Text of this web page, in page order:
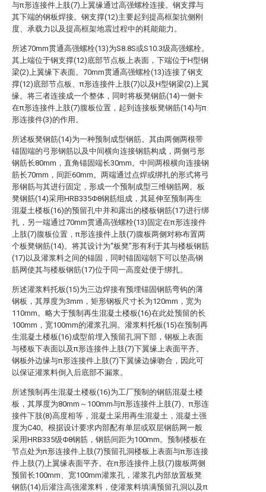
与π形连接件上肢(7)上翼缘通过高强螺栓连接。钢支撑与
其下端的钢板焊接。钢支撑(12)主要起到提高框架抗侧刚
度、承载力以及提高框架地震过程中的耗能能力。
所述70mm贯通高强螺栓(13)为S8.8S或S10.3级高强螺栓。
其上端位于钢支撑(12)底部节点板上表面，下端位于H型钢
梁(2)上翼缘下表面。70mm贯通高强螺栓(13)连接了钢支
撑(12)底部节点板、π形连接件上肢(7)以及H型钢梁(2)上翼
缘。将三者连接成一个整体，同时将板凳钢筋(14)一侧卡
在π形连接件上肢(7)腹板位置，起到连接板凳钢筋(14)与π
形连接件(3)的作用。
所述板凳钢筋(14)为一种预制成型钢筋。其由两侧两根带
锚固端的弓形钢筋以及中间横向连接钢筋构成，两侧弓形
钢筋长80mm，直角锚固端长30mm。中间两根横向连接钢
筋长70mm，间距60mm。两端通过点焊或绑扎的形式将弓
形钢筋与其进行固定，形成一个预制成型三维钢筋网。板
凳钢筋(14)采用HRB335Φ8钢筋组成，其延伸至预制再生
混凝土楼板(16)的预留孔中并和露出的楼板钢筋(17)进行绑
扎，另一端通过70mm贯通高强螺栓(13)固定在π形连接件
上肢(7)腹板位置，π形连接件上肢(7)腹板两侧对称布置两
个板凳钢筋(14)。将其设计为“板凳”形有利于其与楼板钢筋
(17)以及灌浆料之间的锚固，同时锚固端朝下可以垫高钢
筋网使其与楼板钢筋(17)位于同一高度处便于绑扎。
所述灌浆料托板(15)为三边焊接有预埋锚固钢筋弯钩的薄
钢板，其厚度为3mm，矩形钢板尺寸长为120mm，宽为
110mm。略大于预制再生混凝土楼板(16)在此处预留的长
100mm，宽100mm的灌浆孔洞。灌浆料托板(15)在预制再
生混凝土楼板(16)成型前埋入预留孔洞下部，钢板上表面
与楼板下表面以及π形连接件上肢(7)下翼缘上表面平齐。
钢板外边缘与π形连接件上肢(7)下翼缘边缘吻合，因此可
以保证灌浆料倒入后底部不漏浆。
所述预制再生混凝土楼板(16)为工厂预制的钢筋混凝土楼
板，其厚度为80mm～100mm与π形连接件上肢(7)、π形连
接件下肢(8)高度相等，混凝土采用再生混凝土，混凝土强
度为C40。根据设计要求内部配有单层或双层钢筋网一般
采用HRB335级Φ8钢筋，钢筋间距为100mm。预制楼板在
节点处为π形连接件上肢(7)预留孔洞楼板上表面与π形连接
件上肢(7)上翼缘表面平齐。在π形连接件上肢(7)腹板两侧
预留长100mm、宽100mm灌浆孔，灌浆孔内部放置板凳
钢筋(14)后灌注高强灌浆料，使灌浆料填满预留孔洞以及π